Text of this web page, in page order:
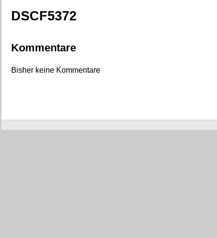
DSCF5372
Kommentare
Bisher keine Kommentare